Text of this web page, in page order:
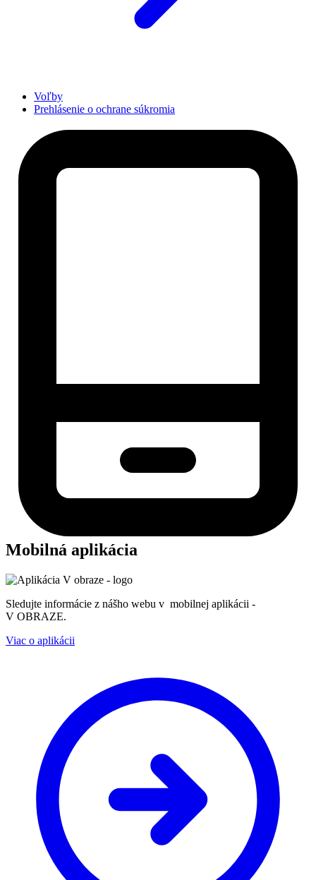
Voľby
Prehlásenie o ochrane súkromia
Mobilná aplikácia
Sledujte informácie z nášho webu v mobilnej aplikácii -
V OBRAZE.
Viac o aplikácii